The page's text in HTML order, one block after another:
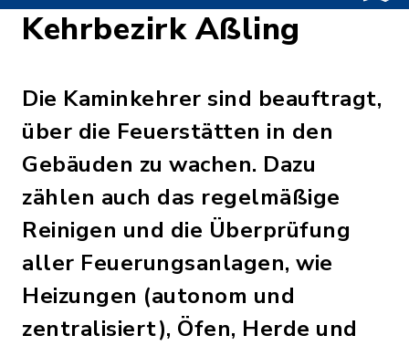
Kehrbezirk Aßling
Die Kaminkehrer sind beauftragt,
über die Feuerstätten in den
Gebäuden zu wachen. Dazu
zählen auch das regelmäßige
Reinigen und die Überprüfung
aller Feuerungsanlagen, wie
Heizungen (autonom und
zentralisiert), Öfen, Herde und